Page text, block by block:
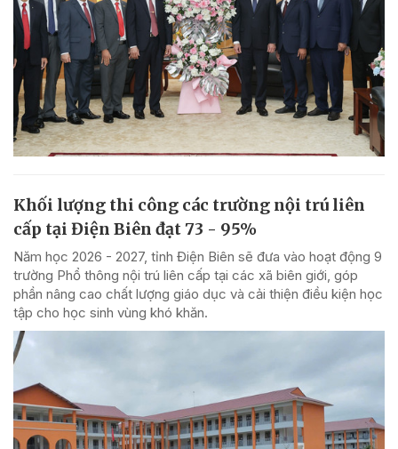
Khối lượng thi công các trường nội trú liên
cấp tại Điện Biên đạt 73 - 95%
Năm học 2026 - 2027, tỉnh Điện Biên sẽ đưa vào hoạt động 9
trường Phổ thông nội trú liên cấp tại các xã biên giới, góp
phần nâng cao chất lượng giáo dục và cải thiện điều kiện học
tập cho học sinh vùng khó khăn.